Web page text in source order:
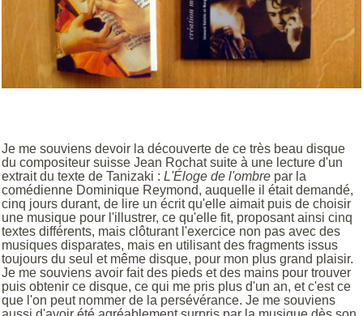
Je me souviens devoir la découverte de ce très beau disque
du compositeur suisse Jean Rochat suite à une lecture d'un
extrait du texte de Tanizaki : L'Éloge de l'ombre par la
comédienne Dominique Reymond, auquelle il était demandé,
cinq jours durant, de lire un écrit qu'elle aimait puis de choisir
une musique pour l'illustrer, ce qu'elle fit, proposant ainsi cinq
textes différents, mais clôturantl'exercice non pas avec des
musiques disparates, mais en utilisant des fragments issus
toujours du seul et même disque, pour mon plus grand plaisir.
Je me souviens avoir fait des pieds et des mains pour trouver
puis obtenir ce disque, ce qui me pris plus d'un an, et c'est ce
que l'on peut nommer de la persévérance. Je me souviens